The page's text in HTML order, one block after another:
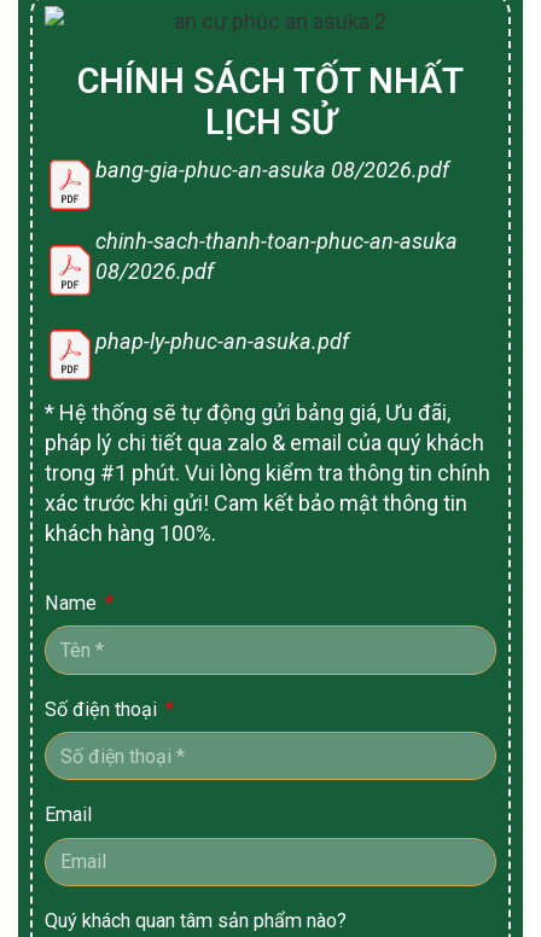
CHÍNH SÁCH TỐT NHẤT
LỊCH SỬ
bang-gia-phuc-an-asuka 08/2026.pdf
chinh-sach-thanh-toan-phuc-an-asuka
08/2026.pdf
phap-ly-phuc-an-asuka.pdf
* Hệ thống sẽ tự động gửi bảng giá, Ưu đãi,
pháp lý chi tiết qua zalo & email của quý khách
trong #1 phút. Vui lòng kiểm tra thông tin chính
xác trước khi gửi! Cam kết bảo mật thông tin
khách hàng 100%.
Name
Số điện thoại
Email
Quý khách quan tâm sản phẩm nào?